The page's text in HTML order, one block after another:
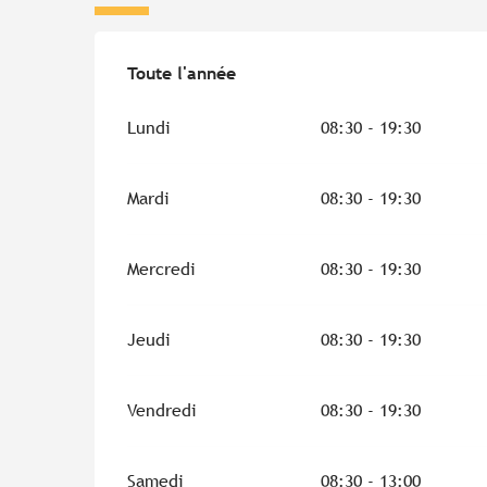
Toute l'année
Toute l'année
Lundi 08:30 - 19:30
Mardi 08:30 - 19:30
Mercredi 08:30 - 19:30
Jeudi 08:30 - 19:30
Vendredi 08:30 - 19:30
Samedi 08:30 - 13:00